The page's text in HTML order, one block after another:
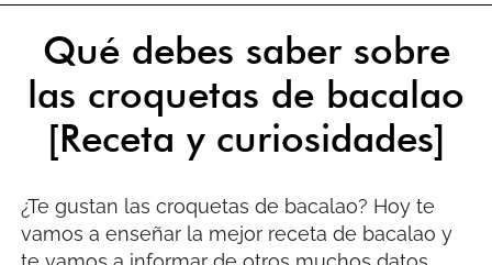
Qué debes saber sobre
las croquetas de bacalao
[Receta y curiosidades]
¿Te gustan las croquetas de bacalao? Hoy te
vamos a enseñar la mejor receta de bacalao y